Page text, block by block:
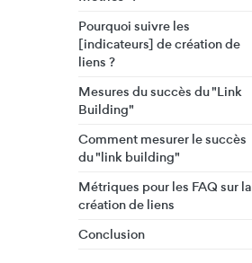
Pourquoi suivre les
[indicateurs] de création de
liens ?
Mesures du succès du "Link
Building"
Comment mesurer le succès
du "link building"
Métriques pour les FAQ sur la
création de liens
Conclusion